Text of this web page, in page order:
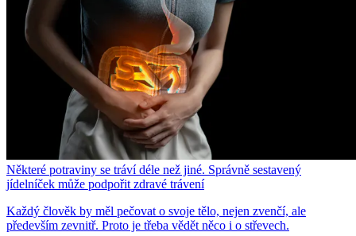
Některé potraviny se tráví déle než jiné. Správně sestavený
jídelníček může podpořit zdravé trávení
Každý člověk by měl pečovat o svoje tělo, nejen zvenčí, ale
především zevnitř. Proto je třeba vědět něco i o střevech.